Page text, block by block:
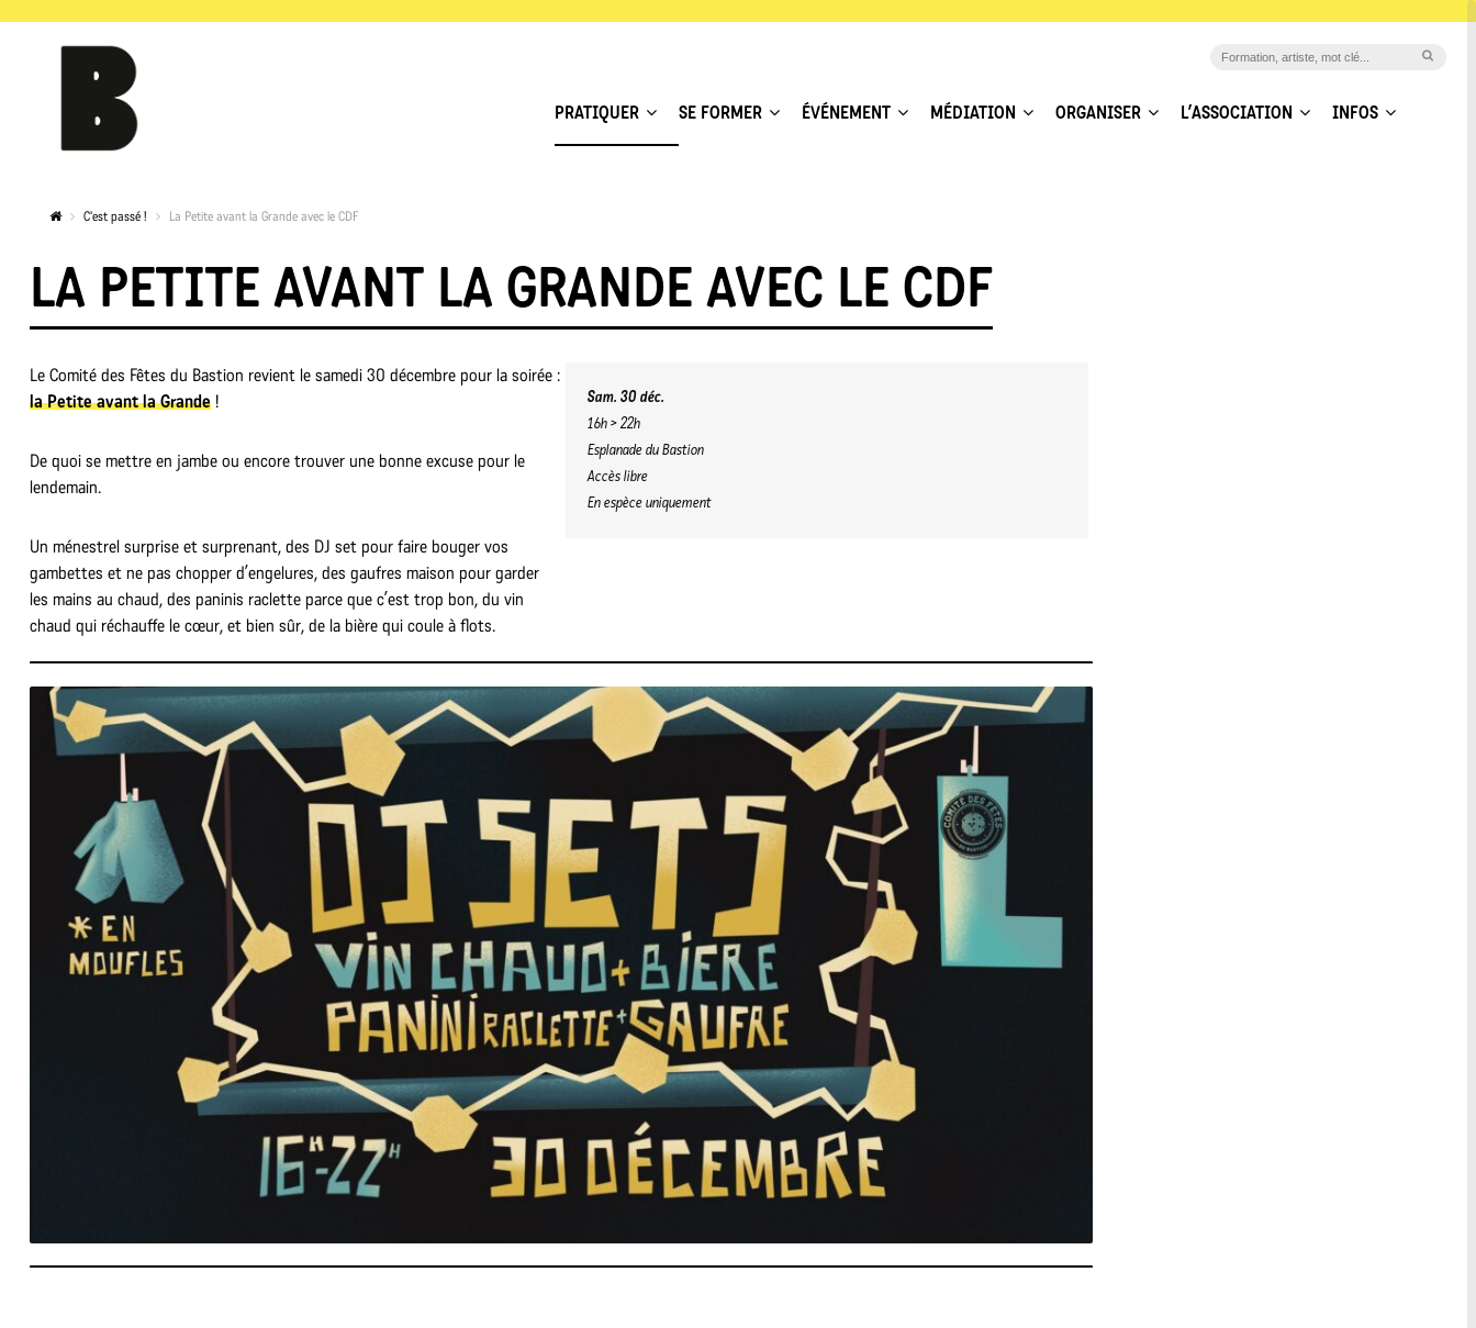
PRATIQUER SE FORMER ÉVÉNEMENT MÉDIATION ORGANISER L’ASSOCIATION INFOS
C'est passé ! La Petite avant la Grande avec le CDF
LA PETITE AVANT LA GRANDE AVEC LE CDF
Le Comité des Fêtes du Bastion revient le samedi 30 décembre pour la soirée :
la Petite avant la Grande!
De quoi se mettre en jambe ou encore trouver une bonne excuse pour le
lendemain.
Un ménestrel surprise et surprenant, des DJ set pour faire bouger vos
gambettes et ne pas chopper d’engelures, des gaufres maison pour garder
les mains au chaud, des paninis raclette parce que c’est trop bon, du vin
chaud qui réchauffe le cœur, et bien sûr, de la bière qui coule à flots.
Sam. 30 déc.
16h > 22h
Esplanade du Bastion
Accès libre
En espèce uniquement